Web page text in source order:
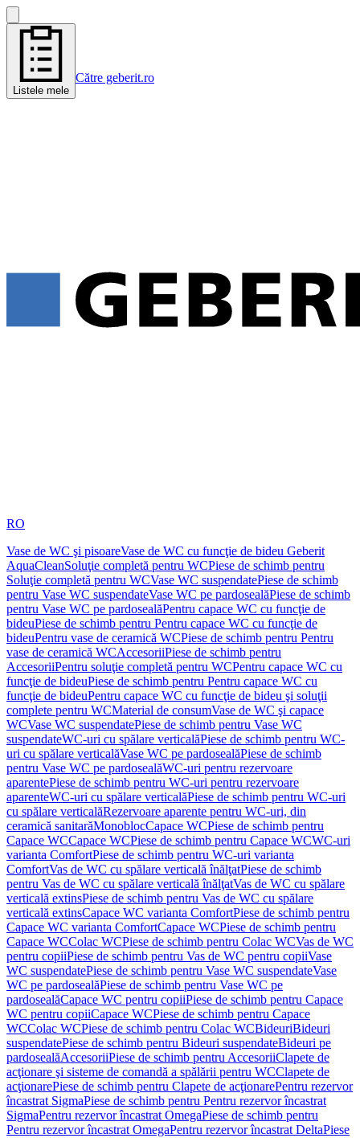
Listele mele
Către geberit.ro
RO
Vase de WC şi pisoareVase de WC cu funcţie de bideu Geberit
AquaCleanSoluţie completă pentru WCPiese de schimb pentru
Soluţie completă pentru WCVase WC suspendatePiese de schimb
pentru Vase WC suspendateVase WC pe pardosealăPiese de schimb
pentru Vase WC pe pardosealăPentru capace WC cu funcţie de
bideuPiese de schimb pentru Pentru capace WC cu funcţie de
bideuPentru vase de ceramică WCPiese de schimb pentru Pentru
vase de ceramică WCAccesoriiPiese de schimb pentru
AccesoriiPentru soluţie completă pentru WCPentru capace WC cu
funcţie de bideuPiese de schimb pentru Pentru capace WC cu
funcţie de bideuPentru capace WC cu funcţie de bideu şi soluţii
complete pentru WCMaterial de consumVase de WC şi capace
WCVase WC suspendatePiese de schimb pentru Vase WC
suspendateWC-uri cu spălare verticalăPiese de schimb pentru WC-
uri cu spălare verticalăVase WC pe pardosealăPiese de schimb
pentru Vase WC pe pardosealăWC-uri pentru rezervoare
aparentePiese de schimb pentru WC-uri pentru rezervoare
aparenteWC-uri cu spălare verticalăPiese de schimb pentru WC-uri
cu spălare verticalăRezervoare aparente pentru WC-uri, din
ceramică sanitarăMonoblocCapace WCPiese de schimb pentru
Capace WCCapace WCPiese de schimb pentru Capace WCWC-uri
varianta ComfortPiese de schimb pentru WC-uri varianta
ComfortVas de WC cu spălare verticală înălţatPiese de schimb
pentru Vas de WC cu spălare verticală înălţatVas de WC cu spălare
verticală extinsPiese de schimb pentru Vas de WC cu spălare
verticală extinsCapace WC varianta ComfortPiese de schimb pentru
Capace WC varianta ComfortCapace WCPiese de schimb pentru
Capace WCColac WCPiese de schimb pentru Colac WCVas de WC
pentru copiiPiese de schimb pentru Vas de WC pentru copiiVase
WC suspendatePiese de schimb pentru Vase WC suspendateVase
WC pe pardosealăPiese de schimb pentru Vase WC pe
pardosealăCapace WC pentru copiiPiese de schimb pentru Capace
WC pentru copiiCapace WCPiese de schimb pentru Capace
WCColac WCPiese de schimb pentru Colac WCBideuriBideuri
suspendatePiese de schimb pentru Bideuri suspendateBideuri pe
pardosealăAccesoriiPiese de schimb pentru AccesoriiClapete de
acţionare şi sisteme de comandă a spălării pentru WCClapete de
acţionarePiese de schimb pentru Clapete de acţionarePentru rezervor
încastrat SigmaPiese de schimb pentru Pentru rezervor încastrat
SigmaPentru rezervor încastrat OmegaPiese de schimb pentru
Pentru rezervor încastrat OmegaPentru rezervor încastrat DeltaPiese